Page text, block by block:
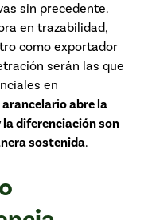
sin precedente.
en trazabilidad,
como exportador
serán las que
en
arancelario abre la
diferenciación son
sostenida.